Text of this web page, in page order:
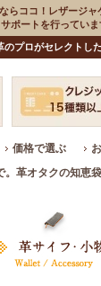
らココ！レザージャ
ポートを行ってい
プロがセレクトし
価格で選ぶ
。革オタクの知恵